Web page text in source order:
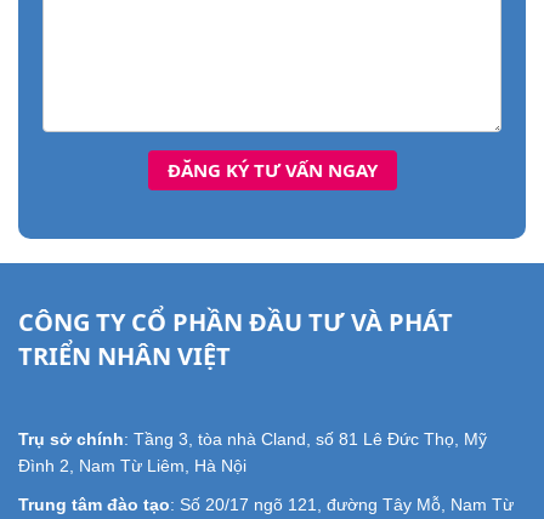
CÔNG TY CỔ PHẦN ĐẦU TƯ VÀ PHÁT
TRIỂN NHÂN VIỆT
Trụ sở chính: Tầng 3, tòa nhà Cland, số 81 Lê Đức Thọ, Mỹ
Đình 2, Nam Từ Liêm, Hà Nội
Trung tâm đào tạo: Số 20/17 ngõ 121, đường Tây Mỗ, Nam Từ